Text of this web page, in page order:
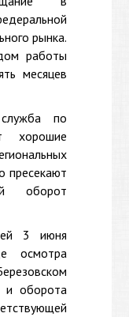
рынка.
работы
месяцев
по
хорошие
пресекают
оборот
3 июня
осмотра
и оборота